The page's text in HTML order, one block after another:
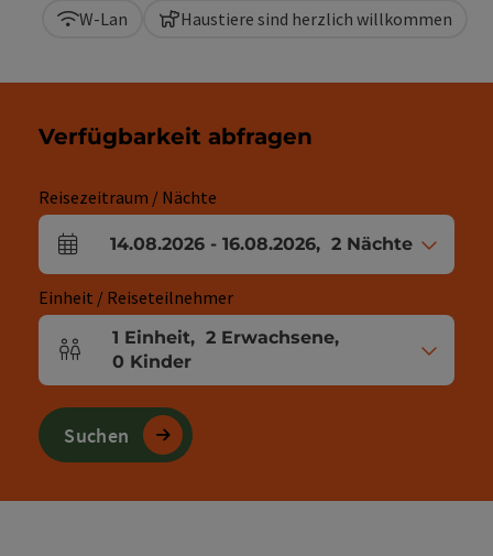
W-Lan Haustiere sind herzlich willkommen
Verfügbarkeit abfragen
Reisezeitraum / Nächte
An- und Abreisefelder
14.08.2026 - 16.08.2026, 2 Nächte
Einheit / Reiseteilnehmer
Einheitenanzahl und Personenfelder
1 Einheit, 2 Erwachsene,
0 Kinder
Suchen